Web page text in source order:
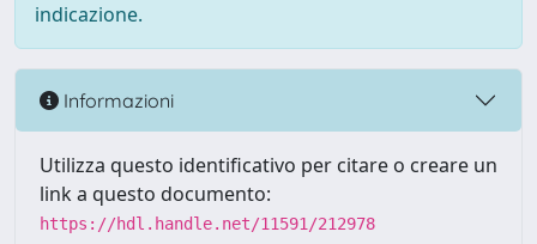
indicazione.
Informazioni
Utilizza questo identificativo per citare o creare un
link a questo documento:
https://hdl.handle.net/11591/212978